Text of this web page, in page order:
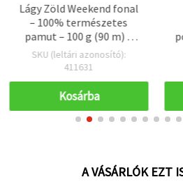
Lágy Zöld Weekend fonal
– 100% természetes
pamut – 100 g (90 m) –
tökéletes friss kötéshez,
horgoláshoz és nyári
SKU (leltári azonosító):
411631
Kosárba
A VÁSÁRLÓK EZT